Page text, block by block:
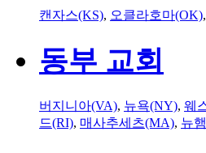
캔자스(KS), 오클라호마(OK),
동부 교회
버지니아(VA), 뉴욕(NY), 웨
드(RI), 매사추세츠(MA), 뉴